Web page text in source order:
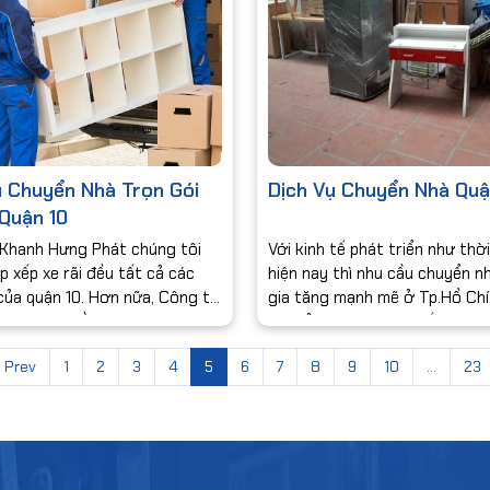
Chuyển Nhà Trọn Gói
10
Hưng Phát chúng tôi
xếp xe rãi đều tất cả các
quận 10. Hơn nữa, Công ty
ngũ xe gần trung tâm quận
thuận tiện khi khách hàng
về dịch vụ chuyển nhà
Dịch Vụ Chuyển Nhà
Với kinh tế phát triển như
hiện nay thì nhu cầu chuyển
gia tăng mạnh mẽ ở Tp.Hồ Chí
các tỉnh lân cận. Vì thế,
hàng ở Quận 9 – một quận
lớn tại TP HCM đang có nhu
một nơi ở mới trong thời
Prev 1 2 3 4 5 6 7 8 9 10 23